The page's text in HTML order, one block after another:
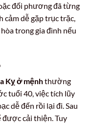
đối phương đã từng
cảm dễ gặp trục trặc,
trong gia đình nếu
Kỵ ở mệnhthường
tuổi 40, việc tích lũy
dễ đến rồi lại đi. Sau
được cải thiện. Tuy